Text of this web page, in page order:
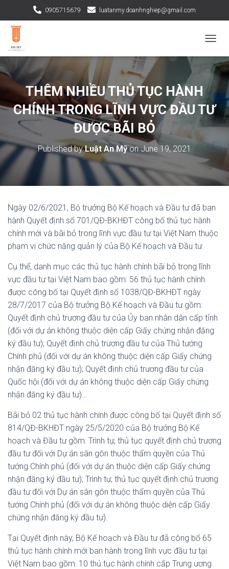
0905715679 luatanmy.doanhnghiep@gmail.com
THÊM NHIỀU THỦ TỤC HÀNH
CHÍNH TRONG LĨNH VỰC ĐẦU TƯ
ĐƯỢC BÃI BỎ
Published byLuật An MỹonJune 19, 2021
Ngày 02/6/2021, Bộ trưởng Bộ Kế hoạch và Đầu tư đã ban
hành Quyết định số 701/QĐ-BKHĐT công bố thủ tục hành
chính mới và bãi bỏ trong lĩnh vực đầu tư tại Việt Nam thuộc
phạm vi chức năng quản lý của Bộ Kế hoạch và Đầu tư.
Cụ thể, danh mục các thủ tục hành chính bãi bỏ trong lĩnh
vực đầu tư tại Việt Nam bao gồm: 56 thủ tục hành chính
được công bố tại Quyết định số 1038/QĐ-BKHĐT ngày
28/7/2017 của Bộ trưởng Bộ Kế hoạch và Đầu tư gồm:
Quyết định chủ trương đầu tư của Ủy ban nhân dân cấp tỉnh
(đối với dự án không thuộc diện cấp Giấy chứng nhận đăng
ký đầu tư); Quyết định chủ trương đầu tư của Thủ tướng
Chính phủ (đối với dự án không thuộc diện cấp Giấy chứng
nhận đăng ký đầu tư); Quyết định chủ trương đầu tư của
Quốc hội (đối với dự án không thuộc diện cấp Giấy chứng
nhận đăng ký đầu tư)…
Bãi bỏ 02 thủ tục hành chính được công bố tại Quyết định số
814/QĐ-BKHĐT ngày 25/5/2020 của Bộ trưởng Bộ Kế
hoạch và Đầu tư gồm: Trình tự, thủ tục quyết định chủ trương
đầu tư đối với Dự án sân gôn thuộc thẩm quyền của Thủ
tướng Chính phủ (đối với dự án thuộc diện cấp Giấy chứng
nhận đăng ký đầu tư); Trình tự, thủ tục quyết định chủ trương
đầu tư đối với Dự án sân gôn thuộc thẩm quyền của Thủ
tướng Chính phủ (đối với dự án không thuộc diện cấp Giấy
chứng nhận đăng ký đầu tư).
Tại Quyết định này, Bộ Kế hoạch và Đầu tư đã công bố 65
thủ tục hành chính mới ban hành trong lĩnh vực đầu tư tại
Việt Nam bao gồm: 10 thủ tục hành chính cấp Trung ương